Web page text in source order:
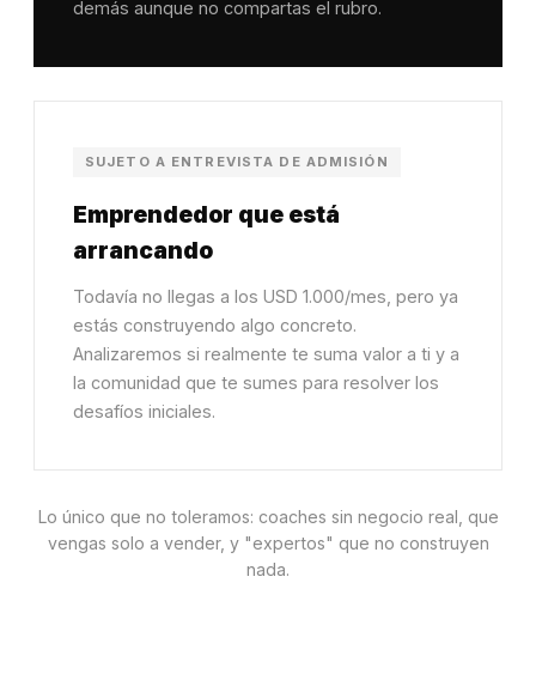
demás aunque no compartas el rubro.
SUJETO A ENTREVISTA DE ADMISIÓN
Emprendedor que está
arrancando
Todavía no llegas a los USD 1.000/mes, pero ya
estás construyendo algo concreto.
Analizaremos si realmente te suma valor a ti y a
la comunidad que te sumes para resolver los
desafíos iniciales.
Lo único que no toleramos: coaches sin negocio real, que
vengas solo a vender, y "expertos" que no construyen
nada.